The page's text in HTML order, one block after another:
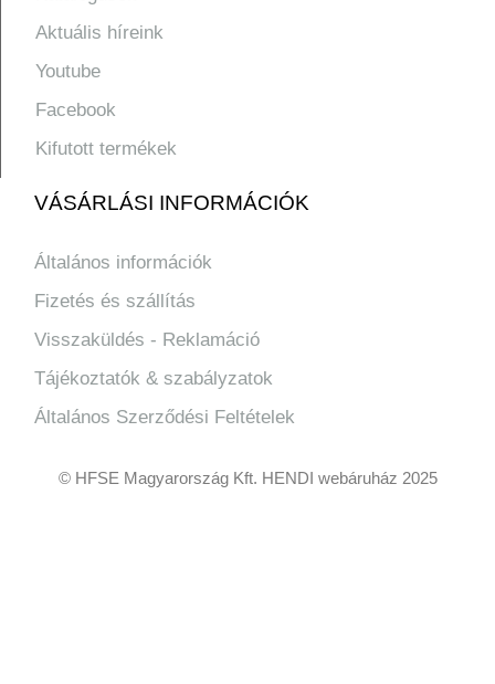
Aktuális híreink
Youtube
Facebook
Kifutott termékek
VÁSÁRLÁSI INFORMÁCIÓK
Általános információk
Fizetés és szállítás
Visszaküldés - Reklamáció
Tájékoztatók & szabályzatok
Általános Szerződési Feltételek
© HFSE Magyarország Kft. HENDI webáruház 2025